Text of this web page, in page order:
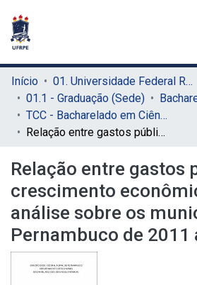
Início
01. Universidade Federal Rural de Pernambuco - UFRPE (Sede)
01.1 - Graduação (Sede)
TCC - Bacharelado em Ciências Econômicas (Sede)
Relação entre gastos públicos e crescimento econômico: uma análise sobre os municípios de Pernambuco de 2011 a 2015
Relação entre gastos
crescimento
análise sobre os
Pernambuco de 2011